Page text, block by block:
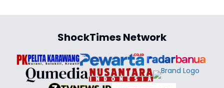
ShockTimes Network